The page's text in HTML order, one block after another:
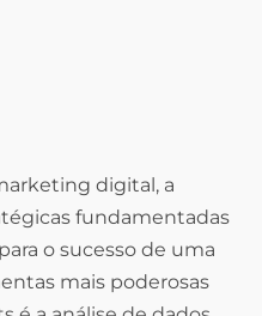
digital, a
fundamentadas
o sucesso de uma
mais poderosas